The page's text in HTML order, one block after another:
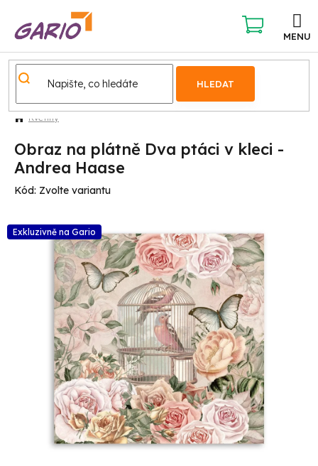
obsah
HLEDAT
NÁKUPNÍ
KOŠÍK
Květiny
Obraz na plátně Dva ptáci v kleci -
Andrea Haase
Kód: Zvolte variantu
Exkluzivně na Gario